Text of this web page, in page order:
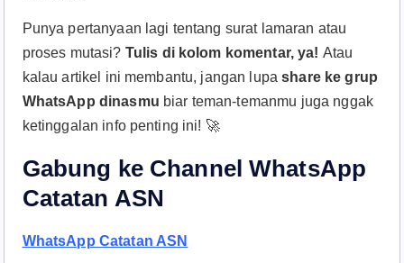
Punya pertanyaan lagi tentang surat lamaran atau
proses mutasi? Tulis di kolom komentar, ya! Atau
kalau artikel ini membantu, jangan lupashare ke grup
WhatsApp dinasmu biar teman-temanmu juga nggak
ketinggalan info penting ini! 🚀
Gabung ke Channel WhatsApp
Catatan ASN
WhatsApp Catatan ASN